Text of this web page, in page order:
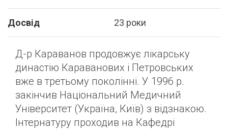
Досвід 23 роки
Д-р Караванов продовжує лікарську
династію Караванових і Петровських
вже в третьому поколінні. У 1996 р.
закінчив Національний Медичний
Університет (Україна, Київ) з відзнакою.
Інтернатуру проходив на Кафедрі